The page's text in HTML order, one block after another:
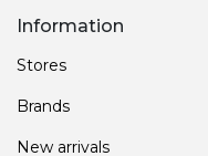
Information
Stores
Brands
New arrivals